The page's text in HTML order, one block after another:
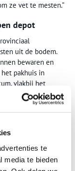
te
media te bieden
ze vet te mesten.”
depot
uit de bodem.
bewaren en
pakhuis in
vlakbij het
van opslag en
publiek kunnen
schatten
collectie blijven